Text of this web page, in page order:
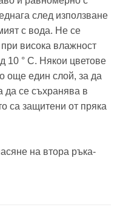
след използване
с вода. Не се
висока влажност
10 ° C. Някои цветове
още един слой, за да
да се съхранява в
са защитени от пряка
на втора ръка-